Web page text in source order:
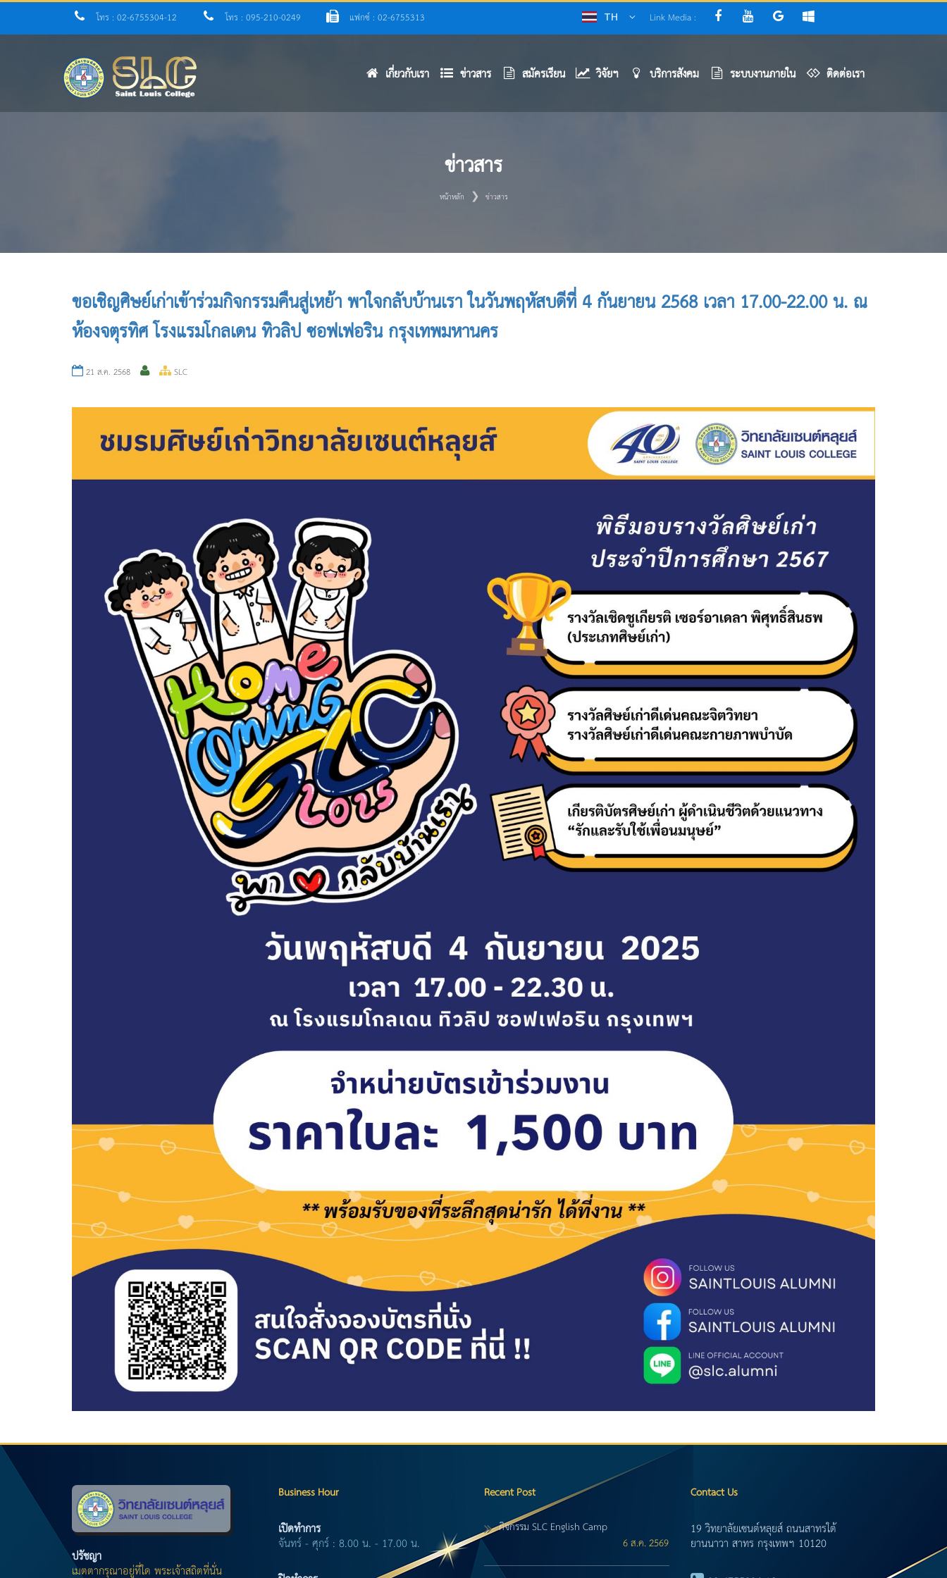
โทร : 02-6755304-12 โทร : 095-210-0249 แฟกซ์ : 02-6755313 TH Link Media :
เกี่ยวกับเรา ข่าวสาร สมัครเรียน วิจัยฯ บริการสังคม ระบบงานภายใน ติดต่อเรา
ข่าวสาร
หน้าหลัก ข่าวสาร
ขอเชิญศิษย์เก่าเข้าร่วมกิจกรรมคืนสู่เหย้า พาใจกลับบ้านเรา ในวันพฤหัสบดีที่ 4 กันยายน 2568 เวลา 17.00-22.00 น. ณ
ห้องจตุรทิศ โรงแรมโกลเดน ทิวลิป ซอฟเฟอริน กรุงเทพมหานคร
21 ส.ค. 2568 SLC
ปรัชญา
เมตตากรุณาอยู่ที่ใด พระเจ้าสถิตที่นั่น
Business Hour
เปิดทำการ
จันทร์ - ศุกร์ : 8.00 น. - 17.00 น.
Recent Post
กิจกรรม SLC English Camp
6 ส.ค. 2569
Contact Us
19 วิทยาลัยเซนต์หลุยส์ ถนนสาทรใต้
ยานนาวา สาทร กรุงเทพฯ 10120